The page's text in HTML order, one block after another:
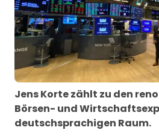
Jens Korte zählt zu den
Börsen- und
deutschsprachigen Raum.